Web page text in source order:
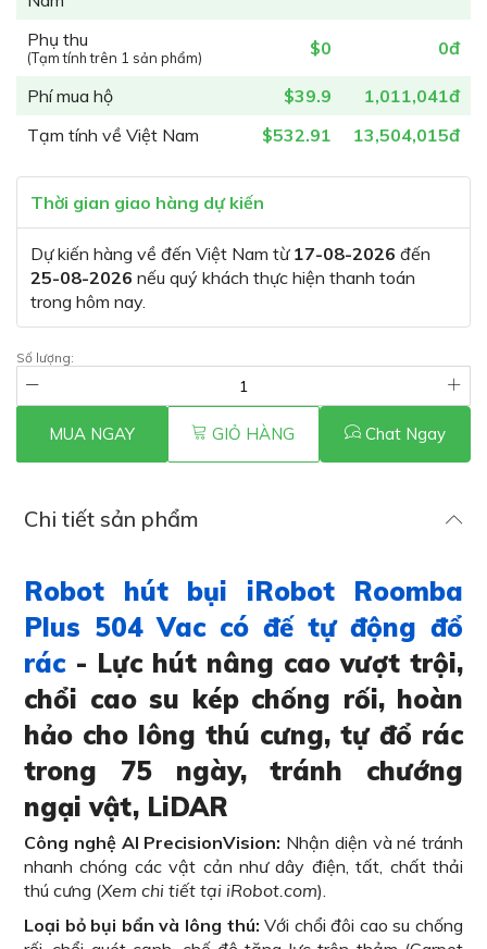
Phụ thu
(Tạm tính trên 1 sản phẩm) $0 0đ
Phí mua hộ $39.9
1,011,041đ
Tạm tính về Việt Nam
$532.91 13,504,015đ
Thời gian giao hàng dự kiến
Dự kiến hàng về đến Việt Nam từ 17-08-2026 đến
25-08-2026 nếu quý khách thực hiện thanh toán
trong hôm nay.
Số lượng:
MUA NGAY GIỎ HÀNG Chat Ngay
Chi tiết sản phẩm
Robot hút bụi iRobot Roomba
Plus 504 Vac có đế tự động đổ
rác- Lực hút nâng cao vượt trội,
chổi cao su kép chống rối, hoàn
hảo cho lông thú cưng, tự đổ rác
trong 75 ngày, tránh chướng
ngại vật, LiDAR
Công nghệ AI PrecisionVision: Nhận diện và né tránh
nhanh chóng các vật cản như dây điện, tất, chất thải
thú cưng (Xem chi tiết tại iRobot.com).
Loại bỏ bụi bẩn và lông thú: Với chổi đôi cao su chống